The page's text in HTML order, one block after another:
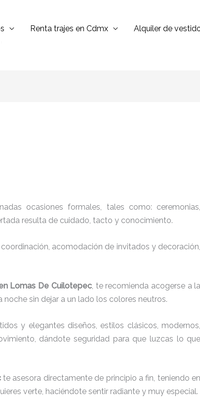
Renta trajes en Cdmx
Alquiler de
ocasiones formales, tales como: ceremonias,
resulta de cuidado, tacto y conocimiento.
acomodación de invitados y decoración,
Lomas De Cuilotepec, te recomienda acogerse a la
sin dejar a un lado los colores neutros.
y elegantes diseños, estilos clásicos, modernos,
dándote seguridad para que luzcas lo que
te asesora directamente de principio a fin, teniendo en
verte, haciéndote sentir radiante y muy especial.